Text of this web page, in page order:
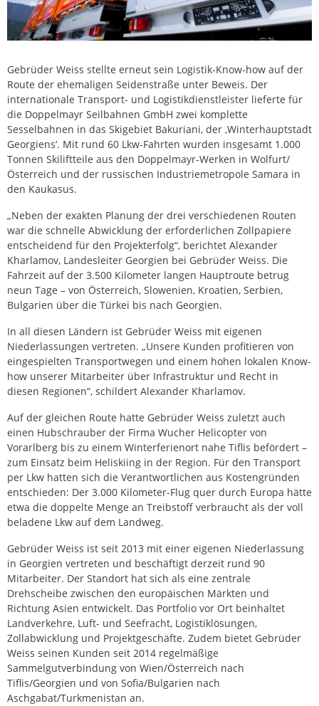
Gebrüder Weiss stellte erneut sein Logistik-Know-how auf der
Route der ehemaligen Seidenstraße unter Beweis. Der
internationale Transport- und Logistikdienstleister lieferte für
die Doppelmayr Seilbahnen GmbH zwei komplette
Sesselbahnen in das Skigebiet Bakuriani, der ‚Winterhauptstadt
Georgiens‘. Mit rund 60 Lkw-Fahrten wurden insgesamt 1.000
Tonnen Skiliftteile aus den Doppelmayr-Werken in Wolfurt/
Österreich und der russischen Industriemetropole Samara in
den Kaukasus.
„Neben der exakten Planung der drei verschiedenen Routen
war die schnelle Abwicklung der erforderlichen Zollpapiere
entscheidend für den Projekterfolg“, berichtet Alexander
Kharlamov, Landesleiter Georgien bei Gebrüder Weiss. Die
Fahrzeit auf der 3.500 Kilometer langen Hauptroute betrug
neun Tage – von Österreich, Slowenien, Kroatien, Serbien,
Bulgarien über die Türkei bis nach Georgien.
In all diesen Ländern ist Gebrüder Weiss mit eigenen
Niederlassungen vertreten. „Unsere Kunden profitieren von
eingespielten Transportwegen und einem hohen lokalen Know-
how unserer Mitarbeiter über Infrastruktur und Recht in
diesen Regionen“, schildert Alexander Kharlamov.
Auf der gleichen Route hatte Gebrüder Weiss zuletzt auch
einen Hubschrauber der Firma Wucher Helicopter von
Vorarlberg bis zu einem Winterferienort nahe Tiflis befördert –
zum Einsatz beim Heliskiing in der Region. Für den Transport
per Lkw hatten sich die Verantwortlichen aus Kostengründen
entschieden: Der 3.000 Kilometer-Flug quer durch Europa hätte
etwa die doppelte Menge an Treibstoff verbraucht als der voll
beladene Lkw auf dem Landweg.
Gebrüder Weiss ist seit 2013 mit einer eigenen Niederlassung
in Georgien vertreten und beschäftigt derzeit rund 90
Mitarbeiter. Der Standort hat sich als eine zentrale
Drehscheibe zwischen den europäischen Märkten und
Richtung Asien entwickelt. Das Portfolio vor Ort beinhaltet
Landverkehre, Luft- und Seefracht, Logistiklösungen,
Zollabwicklung und Projektgeschäfte. Zudem bietet Gebrüder
Weiss seinen Kunden seit 2014 regelmäßige
Sammelgutverbindung von Wien/Österreich nach
Tiflis/Georgien und von Sofia/Bulgarien nach
Aschgabat/Turkmenistan an.